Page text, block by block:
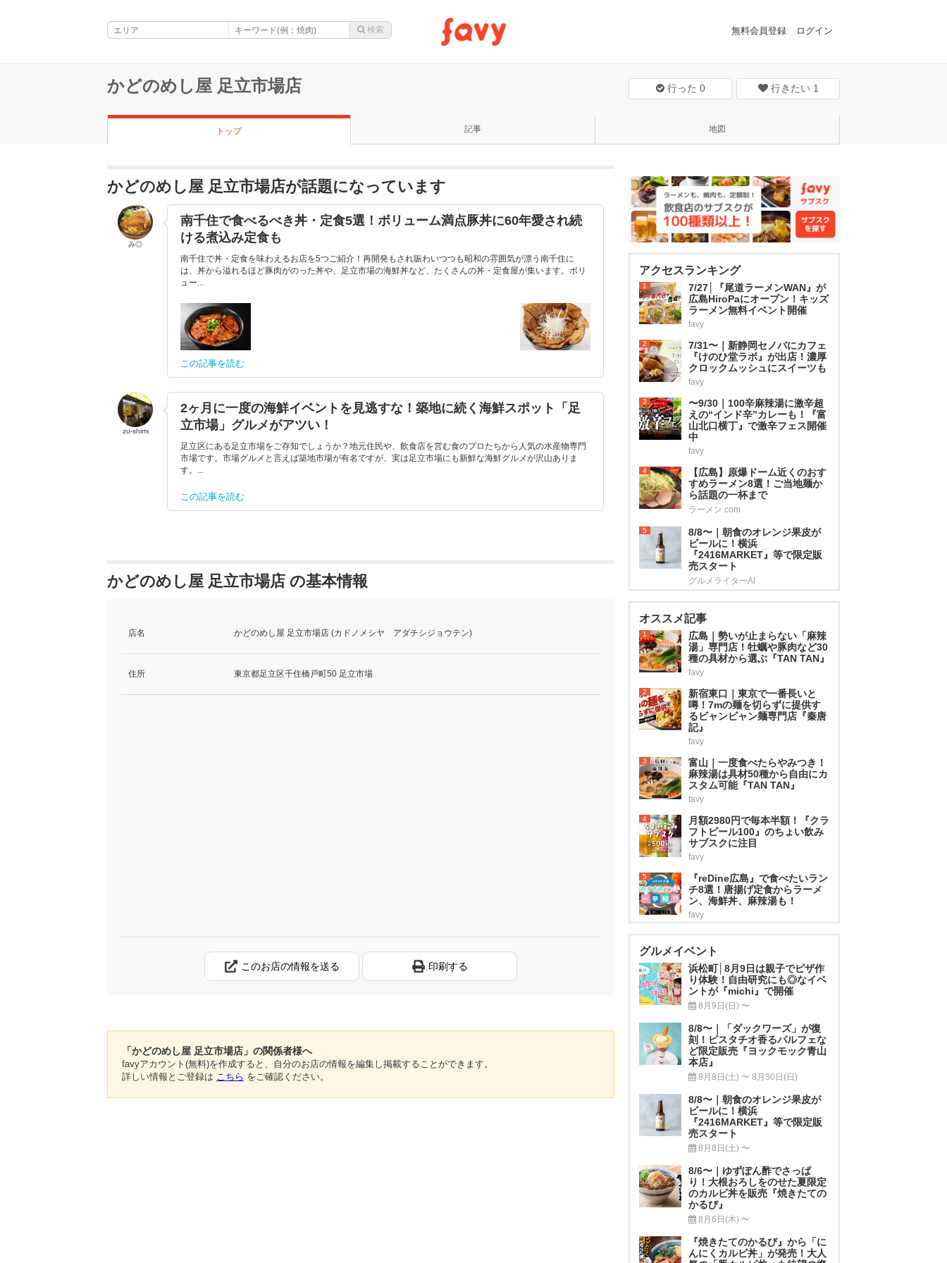
無料会員登録 ログイン
かどのめし屋 足立市場店 行った 0 行きたい 1
トップ 記事 地図
かどのめし屋 足立市場店が話題になっています
み◎
南千住で食べるべき丼・定食5選！ボリューム満点豚丼に60年愛され続
ける煮込み定食も
南千住で丼・定食を味わえるお店を5つご紹介！再開発もされ賑わいつつも昭和の雰囲気が漂う南千住に
は、丼から溢れるほど豚肉がのった丼や、足立市場の海鮮丼など、たくさんの丼・定食屋が集います。ボリ
ュー...
この記事を読む
zu-shimi
2ヶ月に一度の海鮮イベントを見逃すな！築地に続く海鮮スポット「足
立市場」グルメがアツい！
足立区にある足立市場をご存知でしょうか？地元住民や、飲食店を営む食のプロたちから人気の水産物専門
市場です。市場グルメと言えば築地市場が有名ですが、実は足立市場にも新鮮な海鮮グルメが沢山ありま
す。...
この記事を読む
かどのめし屋 足立市場店 の基本情報
店名 かどのめし屋 足立市場店 (カドノメシヤ アダチシジョウテン)
住所 東京都足立区千住橋戸町50 足立市場
このお店の情報を送る 印刷する
「かどのめし屋 足立市場店」の関係者様へ
favyアカウント(無料)を作成すると、自分のお店の情報を編集し掲載することができます。
詳しい情報とご登録は こちら をご確認ください。
アクセスランキング
1
7/27│『尾道ラーメンWAN』が
広島HiroPaにオープン！キッズ
ラーメン無料イベント開催
favy
2
7/31〜｜新静岡セノバにカフェ
『けのひ堂ラボ』が出店！濃厚
クロックムッシュにスイーツも
favy
3
〜9/30｜100辛麻辣湯に激辛超
えの“インド辛”カレーも！『富
山北口横丁』で激辛フェス開催
中
favy
4
【広島】原爆ドーム近くのおす
すめラーメン8選！ご当地麺か
ら話題の一杯まで
ラーメン.com
5
8/8〜｜朝食のオレンジ果皮が
ビールに！横浜
『2416MARKET』等で限定販
売スタート
グルメライターAI
オススメ記事
1
広島｜勢いが止まらない「麻辣
湯」専門店！牡蠣や豚肉など30
種の具材から選ぶ『TAN TAN』
favy
2
新宿東口｜東京で一番長いと
噂！7mの麺を切らずに提供す
るビャンビャン麺専門店『秦唐
記』
favy
3
富山｜一度食べたらやみつき！
麻辣湯は具材50種から自由にカ
スタム可能『TAN TAN』
favy
4
月額2980円で毎本半額！『クラ
フトビール100』のちょい飲み
サブスクに注目
favy
5
『reDine広島』で食べたいラン
チ8選！唐揚げ定食からラーメ
ン、海鮮丼、麻辣湯も！
favy
グルメイベント
浜松町│8月9日は親子でピザ作
り体験！自由研究にも◎なイベ
ントが『michi』で開催
8月9日(日) 〜
8/8〜｜「ダックワーズ」が復
刻！ピスタチオ香るパルフェな
ど限定販売『ヨックモック青山
本店』
8月8日(土) 〜 8月30日(日)
8/8〜｜朝食のオレンジ果皮が
ビールに！横浜
『2416MARKET』等で限定販
売スタート
8月8日(土) 〜
8/6〜｜ゆずぽん酢でさっぱ
り！大根おろしをのせた夏限定
のカルビ丼を販売『焼きたての
かるび』
8月6日(木) 〜
『焼きたてのかるび』から「に
んにくカルビ丼」が発売！大人